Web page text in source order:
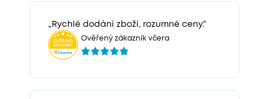
„Rychlé dodání zboží, rozumné ceny.“
Ověřený zákazník včera